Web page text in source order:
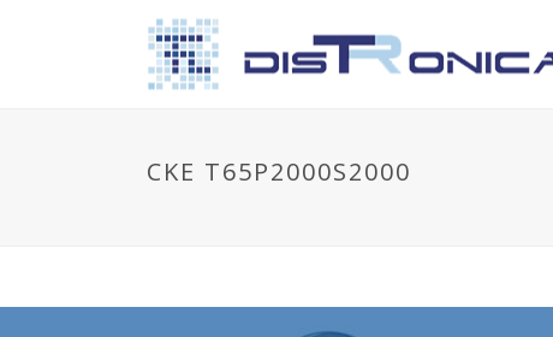
CKE T65P2000S2000